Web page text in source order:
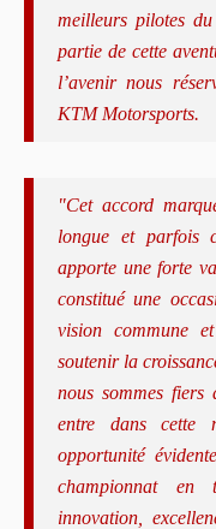
meilleurs pilotes
partie de cette
l’avenir nous
KTM Motorsports.
"Cet accord
longue et parfois
apporte une forte
constitué une
vision commune
soutenir la
nous sommes
entre dans cette
opportunité
championnat en
innovation,